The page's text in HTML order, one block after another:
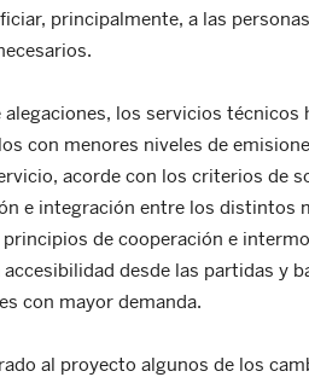
principalmente, a las
los servicios
con menores niveles de
acorde con los criterios de
e integración entre los distintos
de cooperación e
desde las partidas y
con mayor demanda.
al proyecto algunos de los